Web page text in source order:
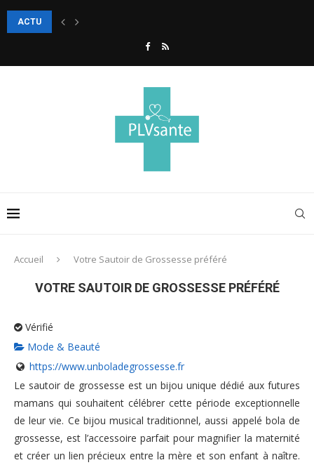
ACTU
5 étapes faciles pour sculpter son visage avec le contouring
Accueil Votre Sautoir de Grossesse préféré
VOTRE SAUTOIR DE GROSSESSE PRÉFÉRÉ
Vérifié
Mode & Beauté
https://www.unboladegrossesse.fr
Le sautoir de grossesse est un bijou unique dédié aux futures
mamans qui souhaitent célébrer cette période exceptionnelle
de leur vie. Ce bijou musical traditionnel, aussi appelé bola de
grossesse, est l’accessoire parfait pour magnifier la maternité
et créer un lien précieux entre la mère et son enfant à naître.